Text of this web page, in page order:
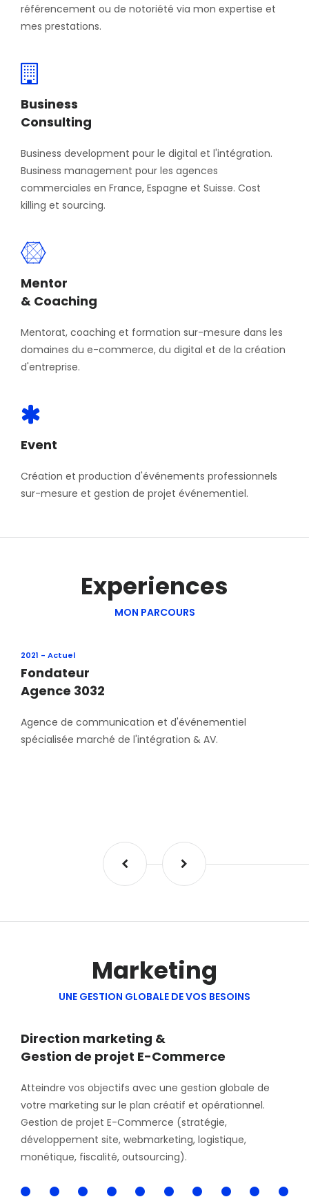
référencement ou de notoriété via mon expertise et
mes prestations.
Business
Consulting
Business development pour le digital et l'intégration.
Business management pour les agences
commerciales en France, Espagne et Suisse. Cost
killing et sourcing.
Mentor
& Coaching
Mentorat, coaching et formation sur-mesure dans les
domaines du e-commerce, du digital et de la création
d'entreprise.
Event
Création et production d'événements professionnels
sur-mesure et gestion de projet événementiel.
Experiences
MON PARCOURS
2021 - Actuel
Fondateur
Agence 3032
Agence de communication et d'événementiel
spécialisée marché de l'intégration & AV.
Marketing
UNE GESTION GLOBALE DE VOS BESOINS
Direction marketing &
Gestion de projet E-Commerce
Atteindre vos objectifs avec une gestion globale de
votre marketing sur le plan créatif et opérationnel.
Gestion de projet E-Commerce (stratégie,
développement site, webmarketing, logistique,
monétique, fiscalité, outsourcing).